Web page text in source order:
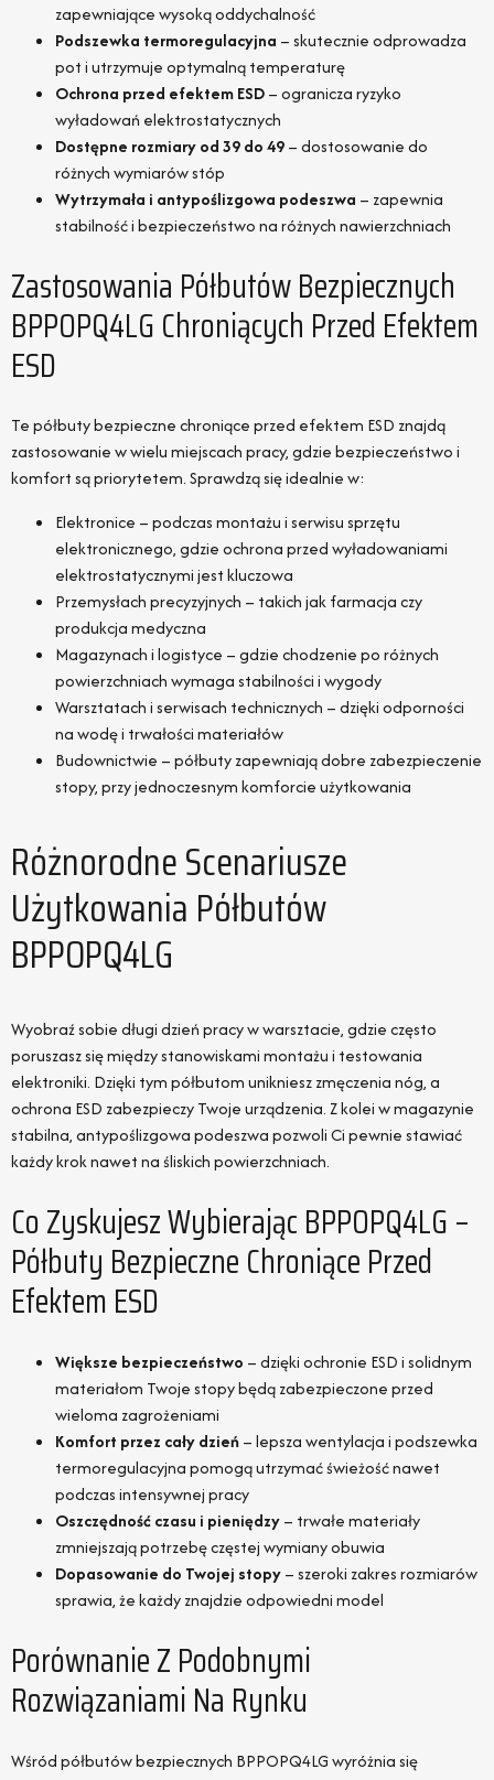
zapewniające wysoką oddychalność
Podszewka termoregulacyjna – skutecznie odprowadza
pot i utrzymuje optymalną temperaturę
Ochrona przed efektem ESD– ogranicza ryzyko
wyładowań elektrostatycznych
Dostępne rozmiary od 39 do 49– dostosowanie do
różnych wymiarów stóp
Wytrzymała i antypoślizgowa podeszwa – zapewnia
stabilność i bezpieczeństwo na różnych nawierzchniach
Zastosowania Półbutów Bezpiecznych
BPPOPQ4LG Chroniących Przed Efektem
ESD
Te półbuty bezpieczne chroniące przed efektem ESD znajdą
zastosowanie w wielu miejscach pracy, gdzie bezpieczeństwo i
komfort są priorytetem. Sprawdzą się idealnie w:
Elektronice – podczas montażu i serwisu sprzętu
elektronicznego, gdzie ochrona przed wyładowaniami
elektrostatycznymi jest kluczowa
Przemysłach precyzyjnych – takich jak farmacja czy
produkcja medyczna
Magazynach i logistyce – gdzie chodzenie po różnych
powierzchniach wymaga stabilności i wygody
Warsztatach i serwisach technicznych – dzięki odporności
na wodę i trwałości materiałów
Budownictwie – półbuty zapewniają dobre zabezpieczenie
stopy, przy jednoczesnym komforcie użytkowania
Różnorodne Scenariusze
Użytkowania Półbutów
BPPOPQ4LG
Wyobraź sobie długi dzień pracy w warsztacie, gdzie często
poruszasz się między stanowiskami montażu i testowania
elektroniki. Dzięki tym półbutom unikniesz zmęczenia nóg, a
ochrona ESD zabezpieczy Twoje urządzenia. Z kolei w magazynie
stabilna, antypoślizgowa podeszwa pozwoli Ci pewnie stawiać
każdy krok nawet na śliskich powierzchniach.
Co Zyskujesz Wybierając BPPOPQ4LG –
Półbuty Bezpieczne Chroniące Przed
Efektem ESD
Większe bezpieczeństwo – dzięki ochronie ESD i solidnym
materiałom Twoje stopy będą zabezpieczone przed
wieloma zagrożeniami
Komfort przez cały dzień– lepsza wentylacja i podszewka
termoregulacyjna pomogą utrzymać świeżość nawet
podczas intensywnej pracy
Oszczędność czasu i pieniędzy– trwałe materiały
zmniejszają potrzebę częstej wymiany obuwia
Dopasowanie do Twojej stopy– szeroki zakres rozmiarów
sprawia, że każdy znajdzie odpowiedni model
Porównanie Z Podobnymi
Rozwiązaniami Na Rynku
Wśród półbutów bezpiecznych BPPOPQ4LG wyróżnia się